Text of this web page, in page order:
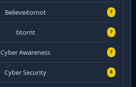
Believeitornot 7
btornt 7
Cyber Awareness 7
Cyber Security 8